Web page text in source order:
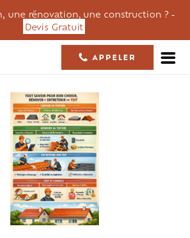
une rénovation, une construction ? -
Devis Gratuit
05 61 36 23 68
APPELER